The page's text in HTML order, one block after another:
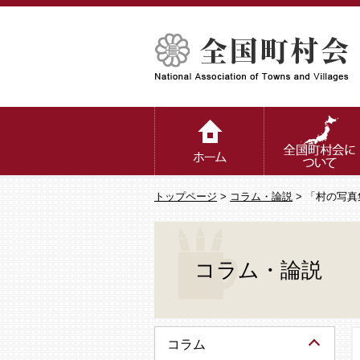
トップページ > コラム・論説 > 「村の写真
コラム・論説
コラム